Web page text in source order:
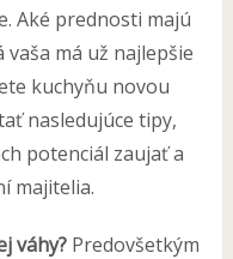
Aké prednosti majú
vaša má už najlepšie
kuchyňu novou
nasledujúce tipy,
potenciál zaujať a
majitelia.
váhy?Predovšetkým